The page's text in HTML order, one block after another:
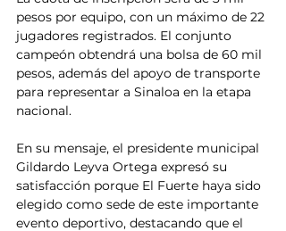
pesos por equipo, con un máximo de 22
jugadores registrados. El conjunto
campeón obtendrá una bolsa de 60 mil
pesos, además del apoyo de transporte
para representar a Sinaloa en la etapa
nacional.
En su mensaje, el presidente municipal
Gildardo Leyva Ortega expresó su
satisfacción porque El Fuerte haya sido
elegido como sede de este importante
evento deportivo, destacando que el